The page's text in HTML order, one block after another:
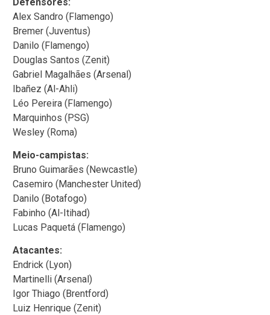
Alex Sandro (Flamengo)
Bremer (Juventus)
Danilo (Flamengo)
Douglas Santos (Zenit)
Gabriel Magalhães (Arsenal)
Ibañez (Al-Ahli)
Léo Pereira (Flamengo)
Marquinhos (PSG)
Wesley (Roma)
Meio-campistas:
Bruno Guimarães (Newcastle)
Casemiro (Manchester United)
Danilo (Botafogo)
Fabinho (Al-Itihad)
Lucas Paquetá (Flamengo)
Atacantes:
Endrick (Lyon)
Martinelli (Arsenal)
Igor Thiago (Brentford)
Luiz Henrique (Zenit)